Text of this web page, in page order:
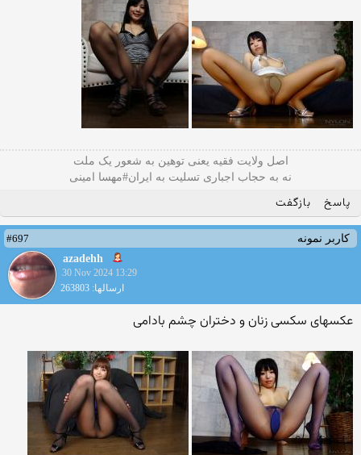
اصل ولایت فقیه یعنی‌ توهین به شعور یک ملت
نه به حجاب اجباری تسلیت به ایران#مهسا امینی
پاسخ بازگفت
کاربر نمونه
#697
azadehh
30 Nov 2024 13:29
ارسالها: 263803
عکسهای سکسی زنان و دختران چشم بادامی